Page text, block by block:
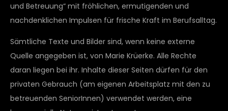
und Betreuung“ mit fröhlichen, ermutigenden und
nachdenklichen Impulsen für frische Kraft im Berufsalltag.
Sämtliche Texte und Bilder sind, wenn keine externe
Quelle angegeben ist, von Marie Krüerke. Alle Rechte
daran liegen bei ihr. Inhalte dieser Seiten dürfen für den
privaten Gebrauch (am eigenen Arbeitsplatz mit den zu
betreuenden SeniorInnen) verwendet werden, eine